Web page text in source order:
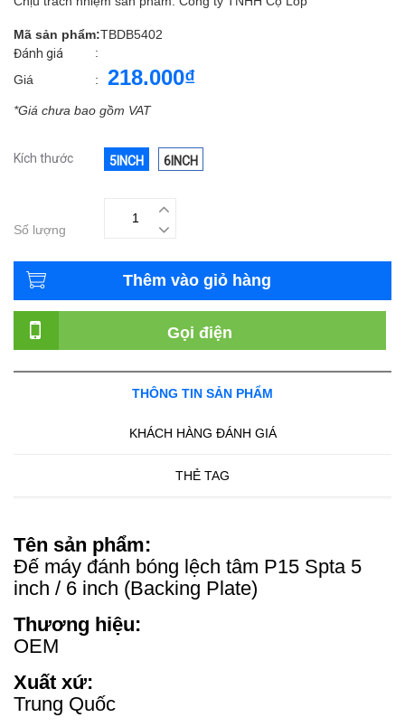
Mã sản phẩm:TBDB5402
Đánh giá
:
Giá
: 218.000₫
*Giá chưa bao gồm VAT
Kích thước 5INCH 6INCH
Số lượng
Thêm vào giỏ hàng
Gọi điện
THÔNG TIN SẢN PHẨM
KHÁCH HÀNG ĐÁNH GIÁ
THẺ TAG
Tên sản phẩm:
Đế máy đánh bóng lệch tâm P15 Spta 5
inch / 6 inch (Backing Plate)
Thương hiệu:
OEM
Xuất xứ:
Trung Quốc